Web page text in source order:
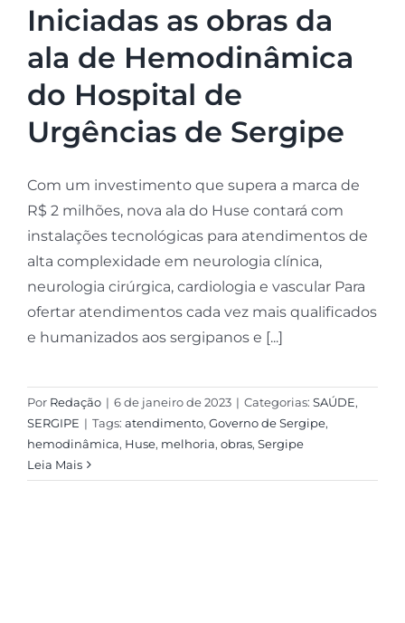
Iniciadas as obras da
ala de Hemodinâmica
do Hospital de
Urgências de Sergipe
Com um investimento que supera a marca de
R$ 2 milhões, nova ala do Huse contará com
instalações tecnológicas para atendimentos de
alta complexidade em neurologia clínica,
neurologia cirúrgica, cardiologia e vascular Para
ofertar atendimentos cada vez mais qualificados
e humanizados aos sergipanos e [...]
Por Redação | 6 de janeiro de 2023 | Categorias: SAÚDE,
SERGIPE | Tags: atendimento, Governo de Sergipe,
hemodinâmica, Huse, melhoria, obras, Sergipe
Leia Mais